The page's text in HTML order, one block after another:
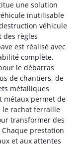
une solution
inutilisable
véhicule
des règles
est réalisé avec
complète.
le débarras
de chantiers, de
métalliques
métaux permet de
le rachat ferraille
transformer des
prestation
et aux attentes